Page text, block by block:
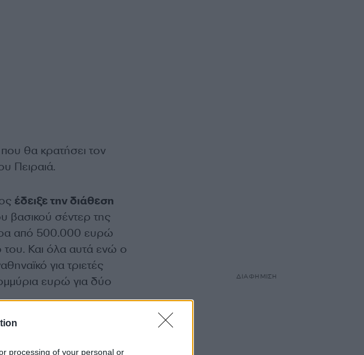
processing of your personal or
θα κρατήσει τον
Πειραιά.
έδειξε την διάθεση
βασικού σέντερ της
από 500.000 ευρώ
Και όλα αυτά ενώ ο
για τριετές
ευρώ για δύο
στον Παναθηναϊκό
κομβικό ρόλο
ΔΙΑΦΗΜΙΣΗ